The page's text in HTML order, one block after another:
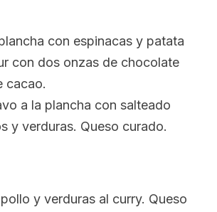
con espinacas y patata
con dos onzas de chocolate
cacao.
a la plancha con salteado
y verduras. Queso curado.
y verduras al curry. Queso